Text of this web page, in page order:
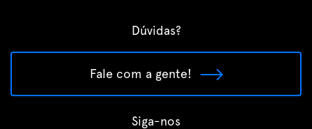
Dúvidas?
Fale com a gente!
Siga-nos